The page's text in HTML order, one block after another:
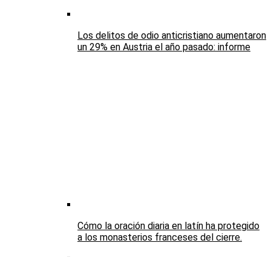
Los delitos de odio anticristiano aumentaron
un 29% en Austria el año pasado: informe
Cómo la oración diaria en latín ha protegido
a los monasterios franceses del cierre.